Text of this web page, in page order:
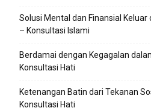
Solusi Mental dan Finansial
– Konsultasi Islami
Berdamai dengan Kegagalan
Konsultasi Hati
Ketenangan Batin dari Tekanan
Konsultasi Hati